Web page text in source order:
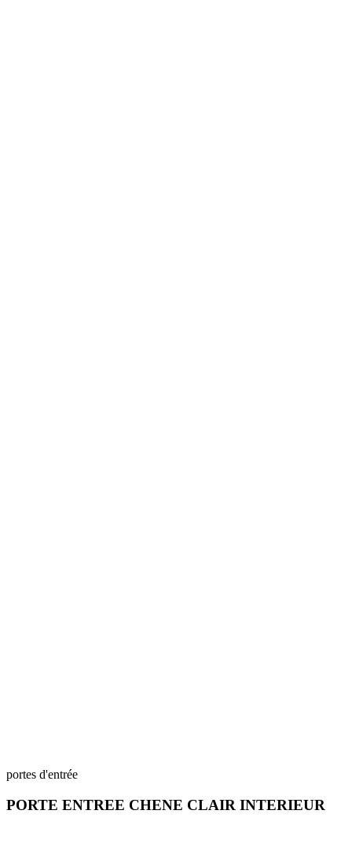
portes d'entrée
PORTE ENTREE CHENE CLAIR INTERIEUR